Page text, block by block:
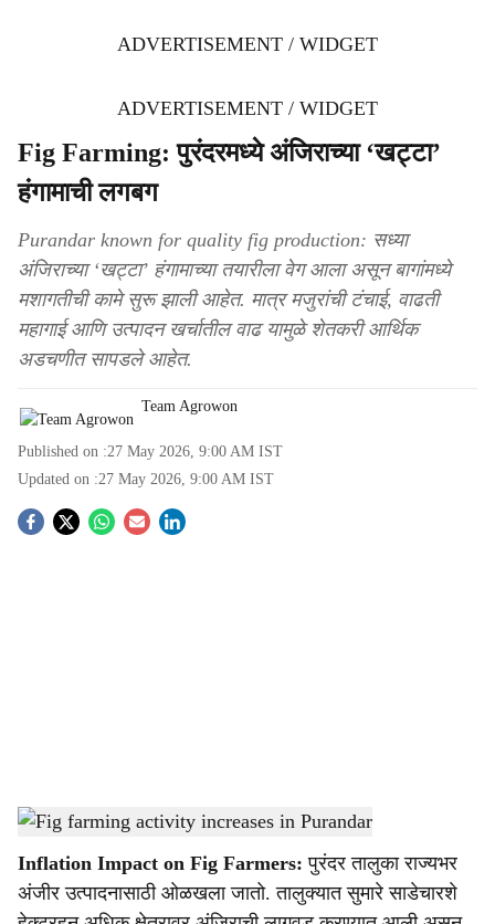
ADVERTISEMENT / WIDGET
ADVERTISEMENT / WIDGET
Fig Farming: पुरंदरमध्ये अंजिराच्या ‘खट्टा’
हंगामाची लगबग
Purandar known for quality fig production: सध्या
अंजिराच्या ‘खट्टा’ हंगामाच्या तयारीला वेग आला असून बागांमध्ये
मशागतीची कामे सुरू झाली आहेत. मात्र मजुरांची टंचाई, वाढती
महागाई आणि उत्पादन खर्चातील वाढ यामुळे शेतकरी आर्थिक
अडचणीत सापडले आहेत.
Team Agrowon
Published on :27 May 2026, 9:00 AM IST
Updated on :27 May 2026, 9:00 AM IST
S
a
Fig farming activity increases in Purandar-Agrowon
Inflation Impact on Fig Farmers: पुरंदर तालुका राज्यभर
अंजीर उत्पादनासाठी ओळखला जातो. तालुक्यात सुमारे साडेचारशे